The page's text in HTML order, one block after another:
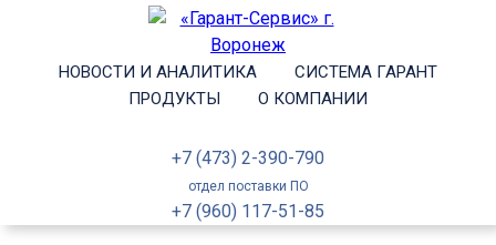
НОВОСТИ И АНАЛИТИКА
СИСТЕМА ГАРАНТ
ПРОДУКТЫ
О КОМПАНИИ
+7 (473) 2-390-790
отдел поставки ПО
+7 (960) 117-51-85